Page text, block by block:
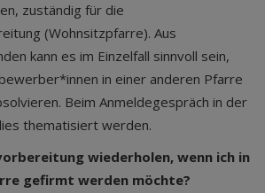
zuständig für die
(Wohnsitzpfarre). Aus
kann es im Einzelfall sinnvoll sein,
in einer anderen Pfarre
Beim Anmeldegespräch in der
thematisiert werden.
wiederholen, wenn ich in
gefirmt werden möchte?